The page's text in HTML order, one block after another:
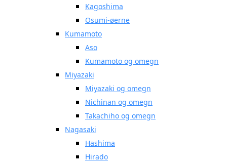
Kagoshima
Osumi-øerne
Kumamoto
Aso
Kumamoto og omegn
Miyazaki
Miyazaki og omegn
Nichinan og omegn
Takachiho og omegn
Nagasaki
Hashima
Hirado